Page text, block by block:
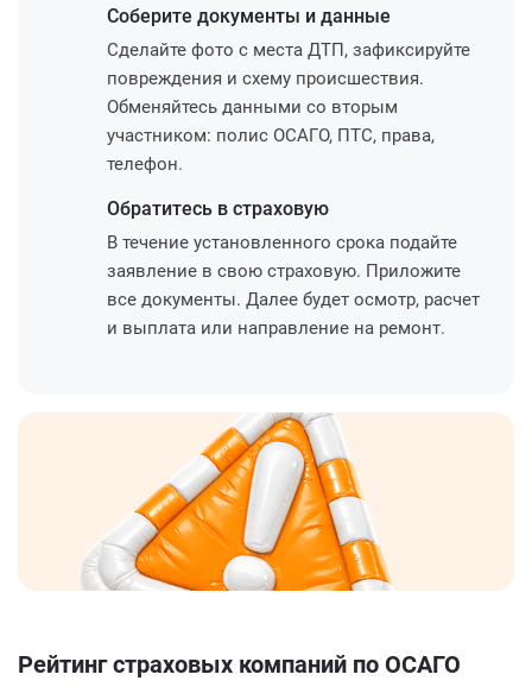
Соберите документы и данные
Сделайте фото с места ДТП, зафиксируйте
повреждения и схему происшествия.
Обменяйтесь данными со вторым
участником: полис ОСАГО, ПТС, права,
телефон.
Обратитесь в страховую
В течение установленного срока подайте
заявление в свою страховую. Приложите
все документы. Далее будет осмотр, расчет
и выплата или направление на ремонт.
Рейтинг страховых компаний по ОСАГО